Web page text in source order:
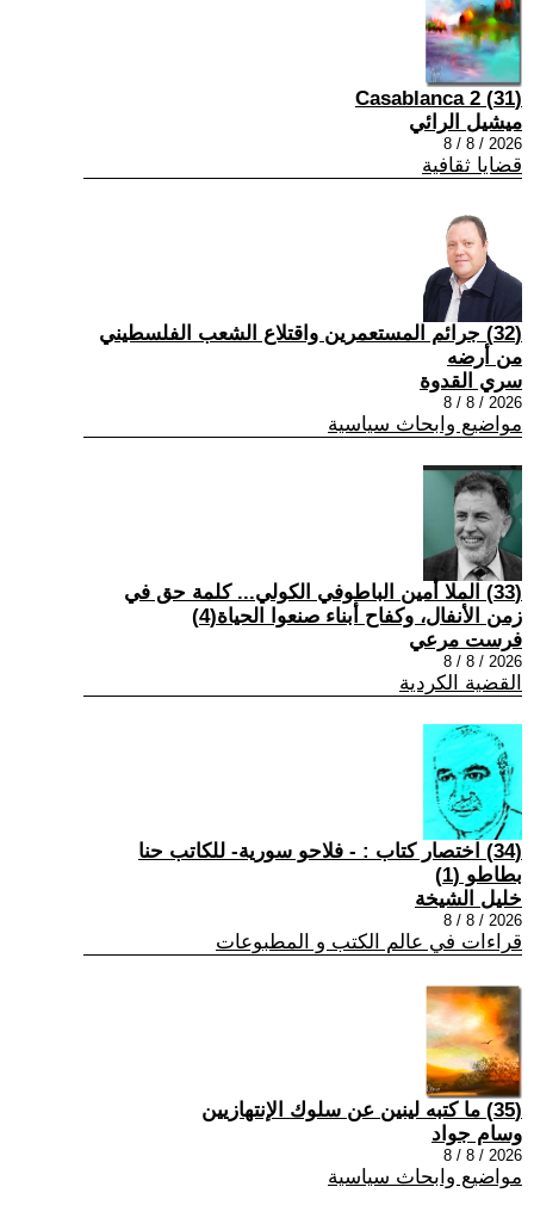
(31) Casablanca 2
ميشيل الرائي
2026 / 8 / 8
قضايا ثقافية
(32) جرائم المستعمرين واقتلاع الشعب الفلسطيني
من أرضه
سري القدوة
2026 / 8 / 8
مواضيع وابحاث سياسية
(33) الملا أمين الباطوفي الكولي... كلمة حق في
زمن الأنفال، وكفاح أبناء صنعوا الحياة(4)
فرست مرعي
2026 / 8 / 8
القضية الكردية
(34) اختصار كتاب : - فلاحو سورية- للكاتب حنا
بطاطو (1)
خليل الشيخة
2026 / 8 / 8
قراءات في عالم الكتب و المطبوعات
(35) ما كتبه لينين عن سلوك الإنتهازيين
وسام جواد
2026 / 8 / 8
مواضيع وابحاث سياسية